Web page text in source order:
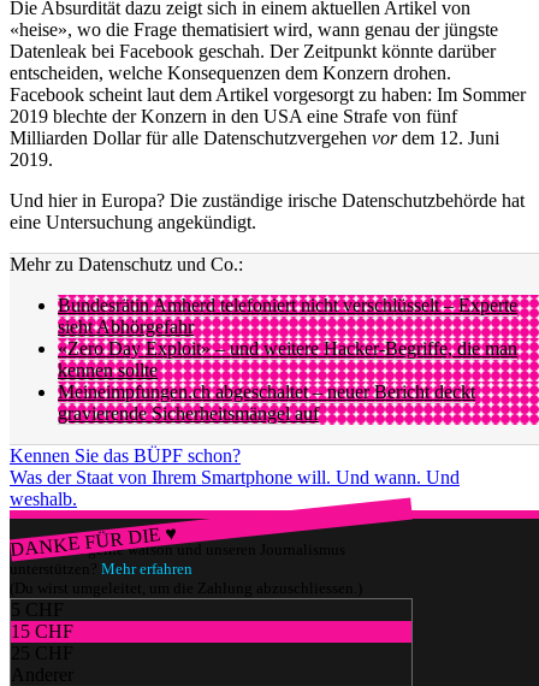
Die Absurdität dazu zeigt sich in einem aktuellen Artikel von
«heise», wo die Frage thematisiert wird, wann genau der jüngste
Datenleak bei Facebook geschah. Der Zeitpunkt könnte darüber
entscheiden, welche Konsequenzen dem Konzern drohen.
Facebook scheint laut dem Artikel vorgesorgt zu haben: Im Sommer
2019 blechte der Konzern in den USA eine Strafe von fünf
Milliarden Dollar für alle Datenschutzvergehen vordem 12. Juni
2019.
Und hier in Europa? Die zuständige irische Datenschutzbehörde hat
eine Untersuchung angekündigt.
Mehr zu Datenschutz und Co.:
Bundesrätin Amherd telefoniert nicht verschlüsselt – Experte
sieht Abhörgefahr
«Zero Day Exploit» – und weitere Hacker-Begriffe, die man
kennen sollte
Meineimpfungen.ch abgeschaltet – neuer Bericht deckt
gravierende Sicherheitsmängel auf
Kennen Sie das BÜPF schon?
Was der Staat von Ihrem Smartphone will. Und wann. Und
weshalb.
DANKE FÜR DIE ♥
Würdest du gerne watson und unseren Journalismus
unterstützen? Mehr erfahren
(Du wirst umgeleitet, um die Zahlung abzuschliessen.)
5 CHF
15 CHF
25 CHF
Anderer